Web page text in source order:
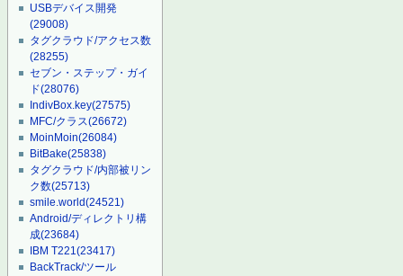
USBデバイス開発
(29008)
タグクラウド/アクセス数
(28255)
セブン・ステップ・ガイ
ド(28076)
IndivBox.key(27575)
MFC/クラス(26672)
MoinMoin(26084)
BitBake(25838)
タグクラウド/内部被リン
ク数(25713)
smile.world(24521)
Android/ディレクトリ構
成(23684)
IBM T221(23417)
BackTrack/ツール